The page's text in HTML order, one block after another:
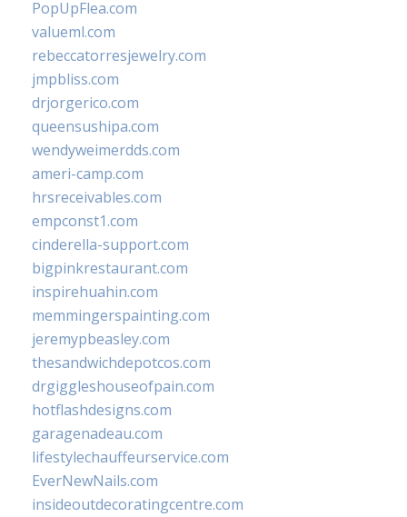
PopUpFlea.com
valueml.com
rebeccatorresjewelry.com
jmpbliss.com
drjorgerico.com
queensushipa.com
wendyweimerdds.com
ameri-camp.com
hrsreceivables.com
empconst1.com
cinderella-support.com
bigpinkrestaurant.com
inspirehuahin.com
memmingerspainting.com
jeremypbeasley.com
thesandwichdepotcos.com
drgiggleshouseofpain.com
hotflashdesigns.com
garagenadeau.com
lifestylechauffeurservice.com
EverNewNails.com
insideoutdecoratingcentre.com